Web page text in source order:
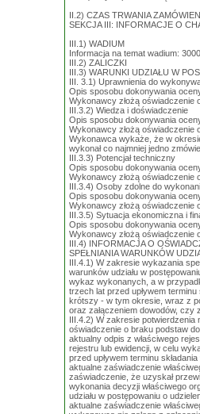
II.2) CZAS TRWANIA
SEKCJA III: INFORMACJE O
III.1) WADIUM
Informacja na temat wadium:
III.2) ZALICZKI
III.3) WARUNKI UDZIAŁU W
III. 3.1) Uprawnienia do
Opis sposobu dokonywania
Wykonawcy złożą oświadczenie
III.3.2) Wiedza i doświadczenie
Opis sposobu dokonywania
Wykonawcy złożą oświadczenie
Wykonawca wykaże, że w
wykonał co najmniej jedno
III.3.3) Potencjał techniczny
Opis sposobu dokonywania
Wykonawcy złożą oświadczenie
III.3.4) Osoby zdolne do
Opis sposobu dokonywania
Wykonawcy złożą oświadczenie
III.3.5) Sytuacja ekonomiczna i
Opis sposobu dokonywania
Wykonawcy złożą oświadczenie
III.4) INFORMACJA O
SPEŁNIANIA WARUNKÓW
III.4.1) W zakresie wykazania
warunków udziału w
wykaz wykonanych, a w
trzech lat przed upływem
krótszy - w tym okresie, wraz z
oraz załączeniem dowodów, czy
III.4.2) W zakresie
oświadczenie o braku podstaw
aktualny odpis z właściwego
rejestru lub ewidencji, w celu
przed upływem terminu
aktualne zaświadczenie
zaświadczenie, że uzyskał
wykonania decyzji właściwego
udziału w postępowaniu o
aktualne zaświadczenie